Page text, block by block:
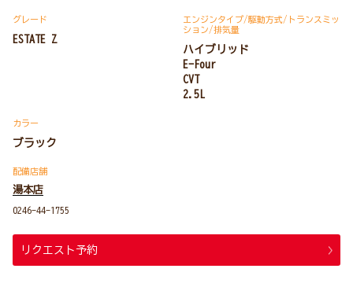
グレード
ESTATE Z
エンジンタイプ/駆動方式/ トランスミッ
ション/排気量
ハイブリッド
E-Four
CVT
2.5L
カラー
ブラック
配備店舗
湯本店
0246-44-1755
リクエスト予約